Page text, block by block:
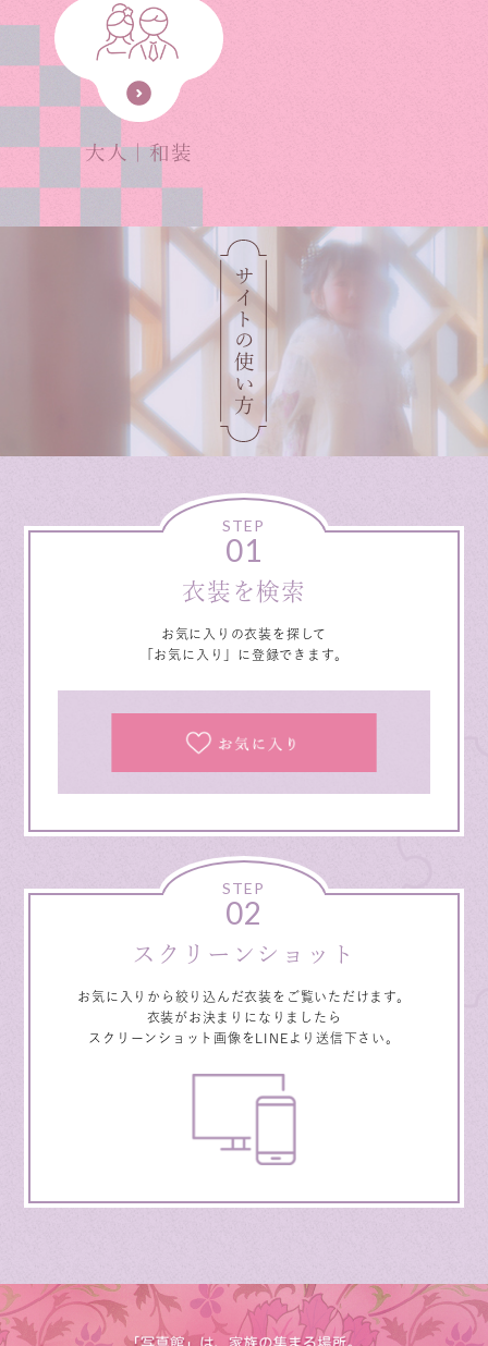
大人｜和装
サイトの使い⽅
STEP
01
衣装を検索
お気に入りの衣装を探して
「お気に入り」に登録できます。
STEP
02
スクリーンショット
お気に入りから絞り込んだ衣装をご覧いただけます。
衣装がお決まりになりましたら
スクリーンショット画像をLINEより送信下さい。